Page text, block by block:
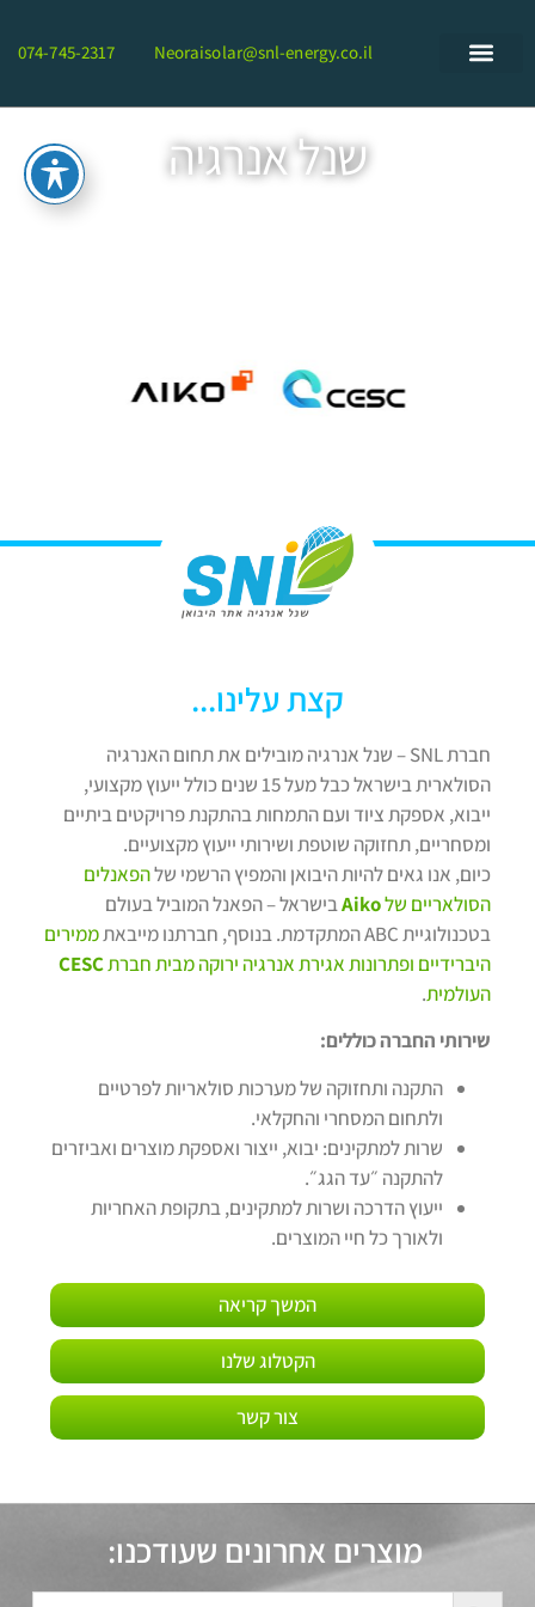
Neoraisolar@snl-energy.co.il
074-745-2317
שנל אנרגיה
קצת עלינו...
חברת SNL – שנל אנרגיה מובילים את תחום האנרגיה
הסולארית בישראל כבל מעל 15 שנים כולל ייעוץ מקצועי,
ייבוא, אספקת ציוד ועם התמחות בהתקנת פרויקטים ביתיים
ומסחריים, תחזוקה שוטפת ושירותי ייעוץ מקצועיים.
כיום, אנו גאים להיות היבואן והמפיץ הרשמי שלהפאנלים
הסולאריים שלAikoבישראל – הפאנל המוביל בעולם
בטכנולוגיית ABC המתקדמת. בנוסף, חברתנו מייבאת
ממירים
היברידיים ופתרונות אגירת אנרגיה ירוקה מבית חברתCESC
העולמית.
שירותי החברה כוללים:
התקנה ותחזוקה של מערכות סולאריות לפרטיים
ולתחום המסחרי והחקלאי.
שרות למתקינים: יבוא, ייצור ואספקת מוצרים ואביזרים
להתקנה ״עד הגג״.
ייעוץ הדרכה ושרות למתקינים, בתקופת האחריות
ולאורך כל חיי המוצרים.
המשך קריאה
הקטלוג שלנו
צור קשר
מוצרים אחרונים שעודכנו: